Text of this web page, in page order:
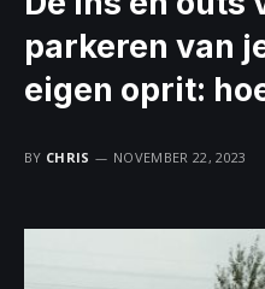
parkeren van
eigen oprit:
BY CHRIS NOVEMBER 22, 2023